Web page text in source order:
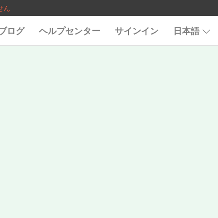
ん
ログ ヘルプセンター サインイン 日本語